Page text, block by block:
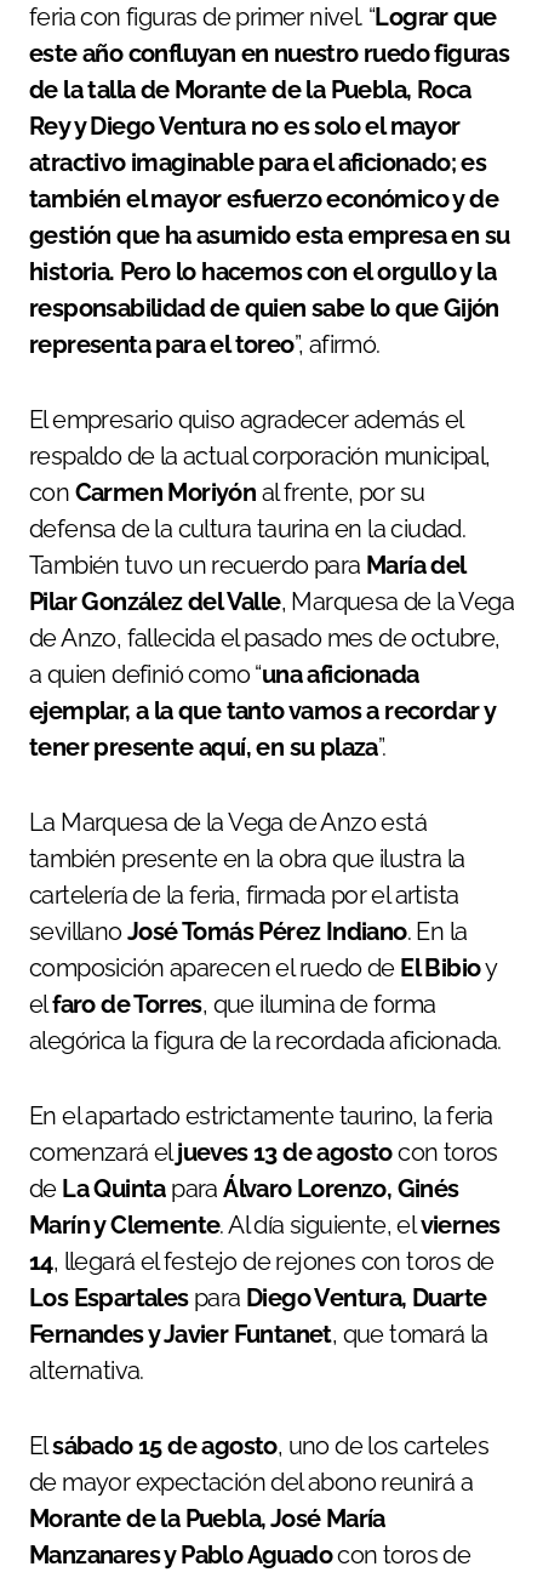
feria con figuras de primer nivel. “Lograr que
este año confluyan en nuestro ruedo figuras
de la talla de Morante de la Puebla, Roca
Rey y Diego Ventura no es solo el mayor
atractivo imaginable para el aficionado; es
también el mayor esfuerzo económico y de
gestión que ha asumido esta empresa en su
historia. Pero lo hacemos con el orgullo y la
responsabilidad de quien sabe lo que Gijón
representa para el toreo”, afirmó.
El empresario quiso agradecer además el
respaldo de la actual corporación municipal,
con Carmen Moriyón al frente, por su
defensa de la cultura taurina en la ciudad.
También tuvo un recuerdo para María del
Pilar González del Valle, Marquesa de la Vega
de Anzo, fallecida el pasado mes de octubre,
a quien definió como “una aficionada
ejemplar, a la que tanto vamos a recordar y
tener presente aquí, en su plaza”.
La Marquesa de la Vega de Anzo está
también presente en la obra que ilustra la
cartelería de la feria, firmada por el artista
sevillanoJosé Tomás Pérez Indiano. En la
composición aparecen el ruedo de El Bibioy
elfaro de Torres, que ilumina de forma
alegórica la figura de la recordada aficionada.
En el apartado estrictamente taurino, la feria
comenzará eljueves 13 de agostocon toros
de La QuintaparaÁlvaro Lorenzo, Ginés
Marín y Clemente. Al día siguiente, elviernes
14, llegará el festejo de rejones con toros de
Los Espartalespara Diego Ventura, Duarte
Fernandes y Javier Funtanet, que tomará la
alternativa.
Elsábado 15 de agosto, uno de los carteles
de mayor expectación del abono reunirá a
Morante de la Puebla, José María
Manzanares y Pablo Aguadocon toros de